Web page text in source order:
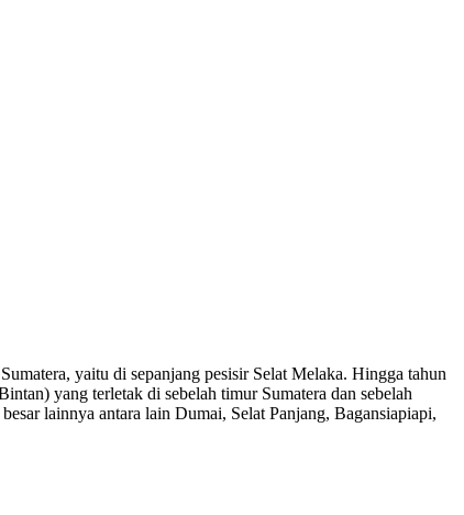
yaitu di sepanjang pesisir Selat Melaka. Hingga tahun
yang terletak di sebelah timur Sumatera dan sebelah
lainnya antara lain Dumai, Selat Panjang, Bagansiapiapi,